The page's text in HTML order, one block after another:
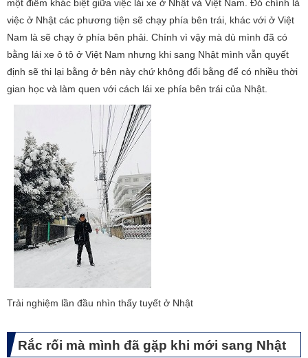
một điểm khác biệt giữa việc lái xe ở Nhật và Việt Nam. Đó chính là
việc ở Nhật các phương tiện sẽ chạy phía bên trái, khác với ở Việt
Nam là sẽ chạy ở phía bên phải. Chính vì vậy mà dù mình đã có
bằng lái xe ô tô ở Việt Nam nhưng khi sang Nhật mình vẫn quyết
định sẽ thi lại bằng ở bên này chứ không đổi bằng để có nhiều thời
gian học và làm quen với cách lái xe phía bên trái của Nhật.
​Trải nghiệm lần đầu nhìn thấy tuyết ở Nhật
Rắc rối mà mình đã gặp khi mới sang Nhật